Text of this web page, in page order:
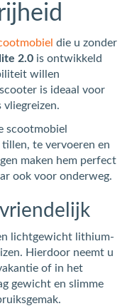
die u zonder
2.0 is ontwikkeld
willen
is ideaal voor
vliegreizen.
scootmobiel
te vervoeren en
maken hem perfect
ook voor onderweg.
lichtgewicht lithium-
Hierdoor neemt u
of in het
gewicht en slimme